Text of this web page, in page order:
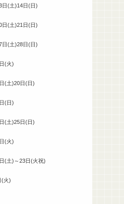
日(土)14日(日)
日(土)21日(日)
日(土)28日(日)
(火)
(土)20日(日)
(日)
(土)25日(日)
(火)
(土)～23日(火祝)
(火)